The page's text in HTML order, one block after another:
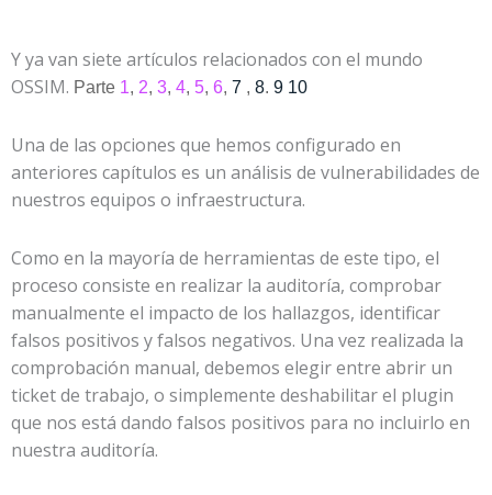
Y ya van siete artículos relacionados con el mundo
OSSIM. Parte 1, 2, 3, 4, 5, 6, 7 , 8. 9 10
Una de las opciones que hemos configurado en
anteriores capítulos es un análisis de vulnerabilidades de
nuestros equipos o infraestructura.
Como en la mayoría de herramientas de este tipo, el
proceso consiste en realizar la auditoría, comprobar
manualmente el impacto de los hallazgos, identificar
falsos positivos y falsos negativos. Una vez realizada la
comprobación manual, debemos elegir entre abrir un
ticket de trabajo, o simplemente deshabilitar el plugin
que nos está dando falsos positivos para no incluirlo en
nuestra auditoría.